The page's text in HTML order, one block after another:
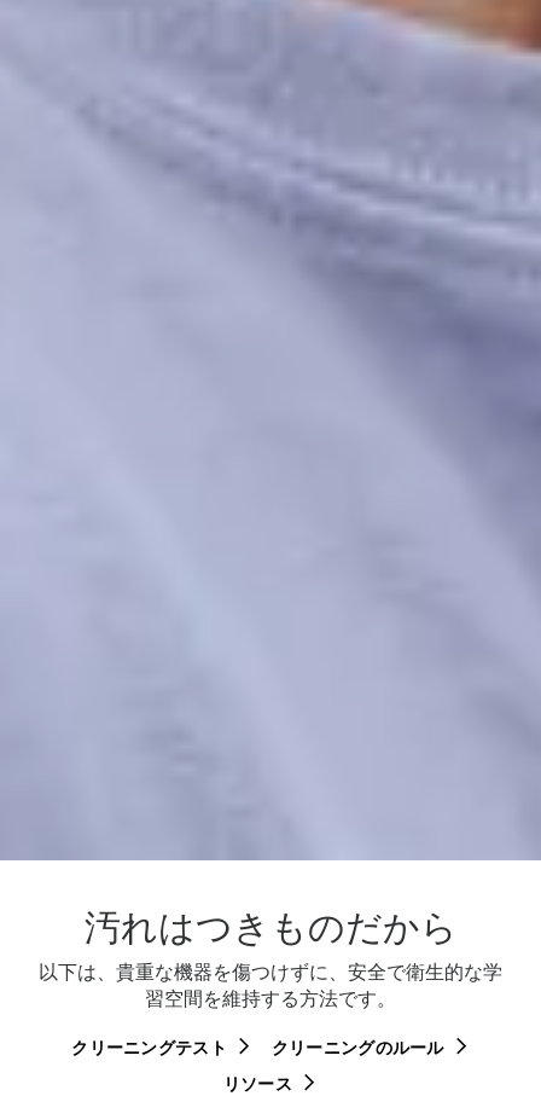
汚れはつきものだから
以下は、貴重な機器を傷つけずに、安全で衛生的な学
習空間を維持する方法です。
クリーニングテスト
クリーニングのルール
リソース